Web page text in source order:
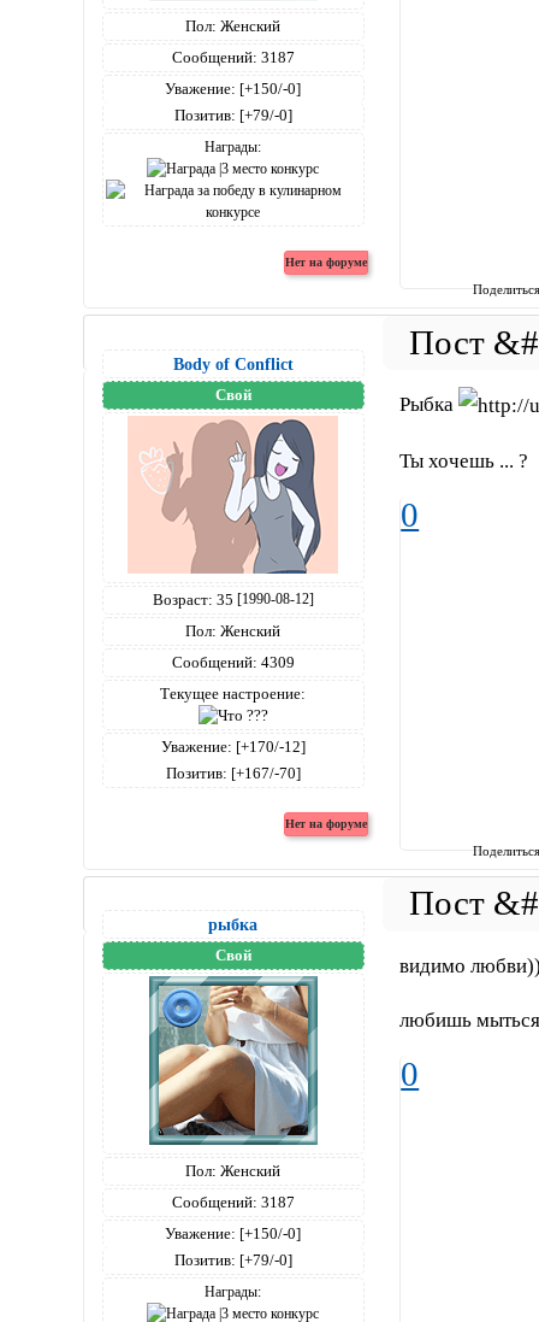
Пол: Женский
Сообщений: 3187
Уважение: [+150/-0]
Позитив: [+79/-0]
Награды:
Body of Conflict
Свой
Возраст: 35 [1990-08-12]
Пол: Женский
Сообщений: 4309
Текущее настроение:
Уважение: [+170/-12]
Позитив: [+167/-70]
Рыбка
Ты хочешь ... ?
0
рыбка
Свой
Пол: Женский
Сообщений: 3187
Уважение: [+150/-0]
Позитив: [+79/-0]
Награды:
видимо
любишь
0